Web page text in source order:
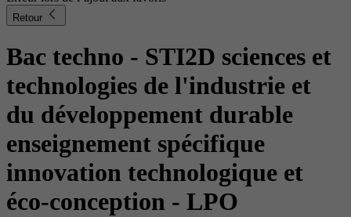
Retour
Bac techno - STI2D sciences et
technologies de l'industrie et
du développement durable
enseignement spécifique
innovation technologique et
éco-conception - LPO